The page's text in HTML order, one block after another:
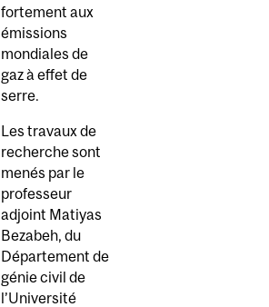
fortement aux
émissions
mondiales de
gaz à effet de
serre.
Les travaux de
recherche sont
menés par le
professeur
adjoint Matiyas
Bezabeh, du
Département de
génie civil de
l’Université